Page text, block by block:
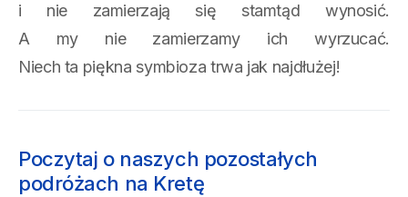
i nie zamierzają się stamtąd wynosić.
A my nie zamierzamy ich wyrzucać.
Niech ta piękna symbioza trwa jak najdłużej!
Poczytaj o naszych pozostałych
podróżach na Kretę